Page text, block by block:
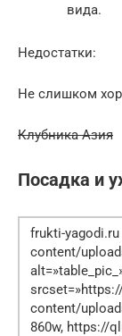
вида.
Недостатки:
Не слишком
Клубника Азия
Посадка и
frukti-
content/
content/
860w, https://